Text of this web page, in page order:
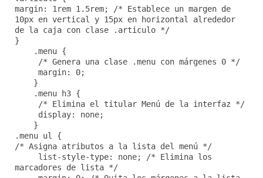
margin: 1rem 1.5rem; /* Establece un margen de
10px en vertical y 15px en horizontal alrededor
de la caja con clase .articulo */
}
.menu {
/* Genera una clase .menu con márgenes 0 */
margin: 0;
}
.menu h3 {
/* Elimina el titular Menú de la interfaz */
display: none;
}
.menu ul {
/* Asigna atributos a la lista del menú */
list-style-type: none; /* Elimina los
marcadores de lista */